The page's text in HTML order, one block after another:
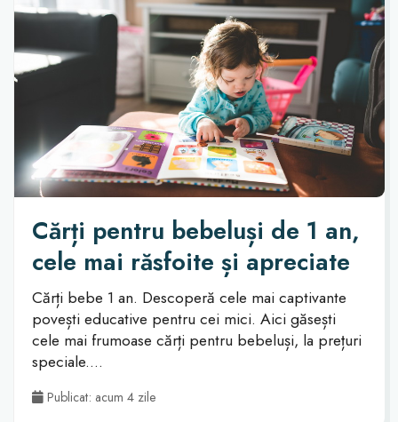
Cărți pentru bebeluși de 1 an,
cele mai răsfoite și apreciate
Cărți bebe 1 an. Descoperă cele mai captivante
povești educative pentru cei mici. Aici găsești
cele mai frumoase cărți pentru bebeluși, la prețuri
speciale....
Publicat: acum 4 zile